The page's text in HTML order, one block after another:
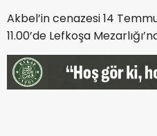
Akbel’in cenazesi 14
11.00’de Lefkoşa